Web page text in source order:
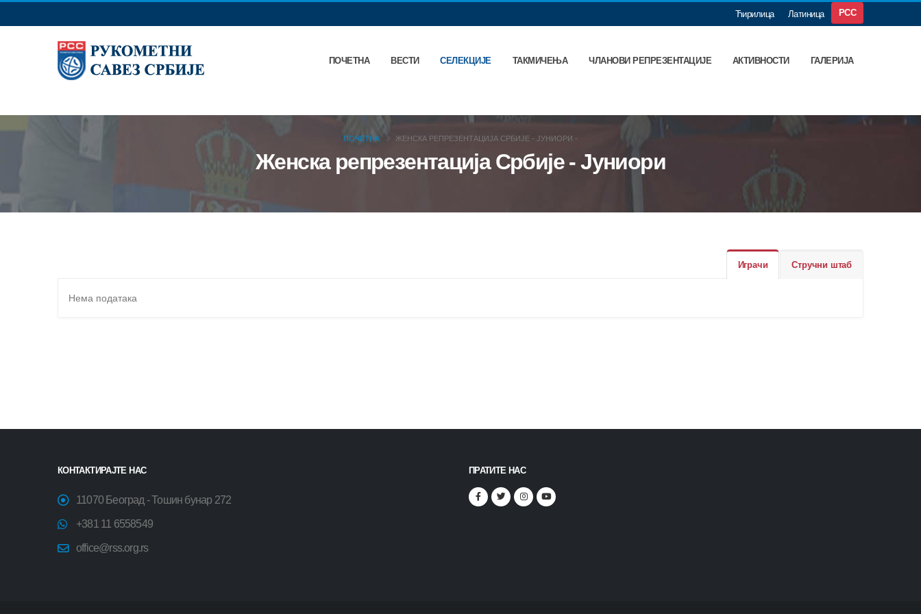
Ћирилица Латиница РСС
ПОЧЕТНА ВЕСТИ СЕЛЕКЦИЈЕ ТАКМИЧЕЊА ЧЛАНОВИ РЕПРЕЗЕНТАЦИЈЕ АКТИВНОСТИ ГАЛЕРИЈА
Женска репрезентација Србије - Јуниори
ПОЧЕТНА ЖЕНСКА РЕПРЕЗЕНТАЦИЈА СРБИЈЕ - ЈУНИОРИ -
Играчи Стручни штаб
Нема података
КОНТАКТИРАЈТЕ НАС
11070 Београд - Тошин бунар 272
+381 11 6558549
office@rss.org.rs
ПРАТИТЕ НАС